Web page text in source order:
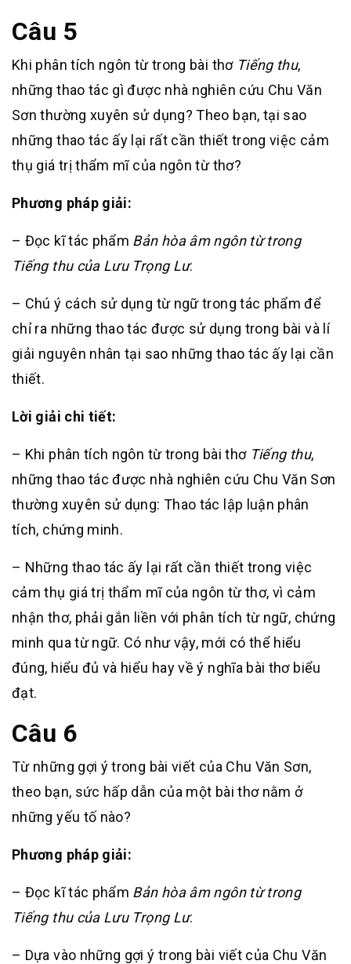
Câu 5
Khi phân tích ngôn từ trong bài thơ Tiếng thu,
những thao tác gì được nhà nghiên cứu Chu Văn
Sơn thường xuyên sử dụng? Theo bạn, tại sao
những thao tác ấy lại rất cần thiết trong việc cảm
thụ giá trị thẩm mĩ của ngôn từ thơ?
Phương pháp giải:
– Đọc kĩ tác phẩm Bản hòa âm ngôn từ trong
Tiếng thu của Lưu Trọng Lư.
– Chú ý cách sử dụng từ ngữ trong tác phẩm để
chỉ ra những thao tác được sử dụng trong bài và lí
giải nguyên nhân tại sao những thao tác ấy lại cần
thiết.
Lời giải chi tiết:
– Khi phân tích ngôn từ trong bài thơ Tiếng thu,
những thao tác được nhà nghiên cứu Chu Văn Sơn
thường xuyên sử dụng: Thao tác lập luận phân
tích, chứng minh.
– Những thao tác ấy lại rất cần thiết trong việc
cảm thụ giá trị thẩm mĩ của ngôn từ thơ, vì cảm
nhận thơ, phải gắn liền với phân tích từ ngữ, chứng
minh qua từ ngữ. Có như vậy, mới có thể hiểu
đúng, hiểu đủ và hiểu hay về ý nghĩa bài thơ biểu
đạt.
Câu 6
Từ những gợi ý trong bài viết của Chu Văn Sơn,
theo bạn, sức hấp dẫn của một bài thơ nằm ở
những yếu tố nào?
Phương pháp giải:
– Đọc kĩ tác phẩm Bản hòa âm ngôn từ trong
Tiếng thu của Lưu Trọng Lư.
– Dựa vào những gợi ý trong bài viết của Chu Văn